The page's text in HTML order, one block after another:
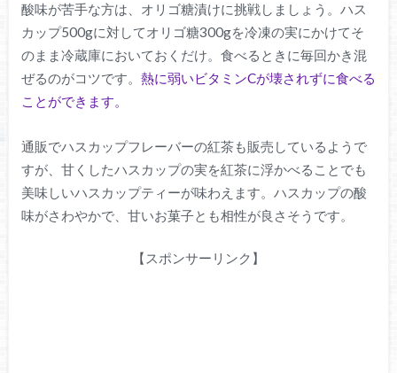
酸味が苦手な方は、オリゴ糖漬けに挑戦しましょう。ハス
カップ500gに対してオリゴ糖300gを冷凍の実にかけてそ
のまま冷蔵庫においておくだけ。食べるときに毎回かき混
ぜるのがコツです。 熱に弱いビタミンCが壊されずに食べる
ことができます。
通販でハスカップフレーバーの紅茶も販売しているようで
すが、甘くしたハスカップの実を紅茶に浮かべることでも
美味しいハスカップティーが味わえます。ハスカップの酸
味がさわやかで、甘いお菓子とも相性が良さそうです。
【スポンサーリンク】